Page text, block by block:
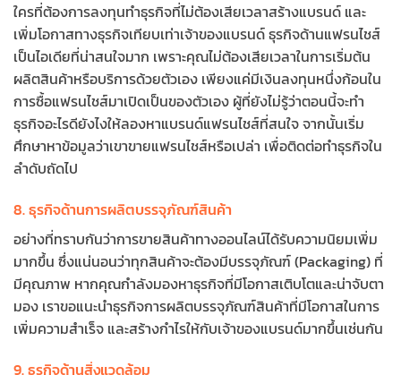
ใครที่ต้องการลงทุนทำธุรกิจที่ไม่ต้องเสียเวลาสร้างแบรนด์ และ
เพิ่มโอกาสทางธุรกิจเทียบเท่าเจ้าของแบรนด์ ธุรกิจด้านแฟรนไชส์
เป็นไอเดียที่น่าสนใจมาก เพราะคุณไม่ต้องเสียเวลาในการเริ่มต้น
ผลิตสินค้าหรือบริการด้วยตัวเอง เพียงแค่มีเงินลงทุนหนึ่งก้อนใน
การซื้อแฟรนไชส์มาเปิดเป็นของตัวเอง ผู้ที่ยังไม่รู้ว่าตอนนี้จะทำ
ธุรกิจอะไรดียังไงให้ลองหาแบรนด์แฟรนไชส์ที่สนใจ จากนั้นเริ่ม
ศึกษาหาข้อมูลว่าเขาขายแฟรนไชส์หรือเปล่า เพื่อติดต่อทำธุรกิจใน
ลำดับถัดไป
8. ธุรกิจด้านการผลิตบรรจุภัณฑ์สินค้า
อย่างที่ทราบกันว่าการขายสินค้าทางออนไลน์ได้รับความนิยมเพิ่ม
มากขึ้น ซึ่งแน่นอนว่าทุกสินค้าจะต้องมีบรรจุภัณฑ์ (Packaging) ที่
มีคุณภาพ หากคุณกำลังมองหาธุรกิจที่มีโอกาสเติบโตและน่าจับตา
มอง เราขอแนะนำธุรกิจการผลิตบรรจุภัณฑ์สินค้าที่มีโอกาสในการ
เพิ่มความสำเร็จ และสร้างกำไรให้กับเจ้าของแบรนด์มากขึ้นเช่นกัน
9. ธุรกิจด้านสิ่งแวดล้อม